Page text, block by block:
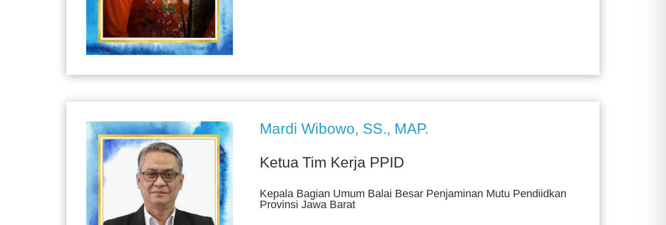
Mardi Wibowo, SS., MAP.
Ketua Tim Kerja PPID
Kepala Bagian Umum Balai Besar Penjaminan Mutu Pendiidkan
Provinsi Jawa Barat